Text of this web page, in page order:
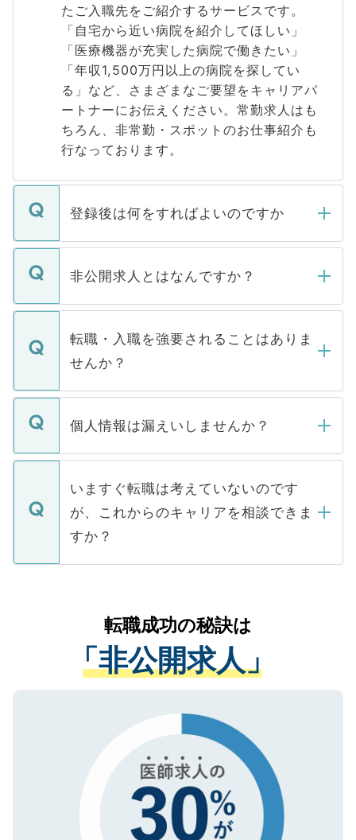
たご入職先をご紹介するサービスです。
「自宅から近い病院を紹介してほしい」
「医療機器が充実した病院で働きたい」
「年収1,500万円以上の病院を探してい
る」など、さまざまなご要望をキャリアパ
ートナーにお伝えください。常勤求人はも
ちろん、非常勤・スポットのお仕事紹介も
行なっております。
登録後は何をすればよいのですか
ご登録いただきましたら、弊社担当者がご
登録内容を確認し、その後メールもしくは
ます。通常、5営業日以内にはご連絡をせて
いただきますので、しばらくお待ちくださ
非公開求人とはなんですか？
マイナビDOCTORで取り扱っている求人の
うち約3割は、Webサイトからご覧いただ
けない「非公開求人」です。非公開求人は
下記の理由によって、一般には公開してい
ません。
■応募殺到を避けるため 人気のある医療機
関を公にしてしまうと、応募が殺到する場
に、医療機関が求める条件に合った人材の
みを人材紹介会社に依頼するケースが増え
ています。
転職・入職を強要されることはありま
せんか？
転職・入職を強要することは一切ありませ
ん。また、仮に応募先から内定をいただい
定を承諾する必要はありません。内定先へ
の辞退の連絡はキャリアパートナーが行い
個人情報は漏えいしませんか？
個人情報が漏えいすることはありませんの
で、ご安心ください。当サイトからの登録
などで収集したご登録者様の個人情報は、
ご本人のキャリアアップおよび転職活動の
支援を目的に使用いたします。お預かりし
ているすべての個人データはご本人の許可
は、個人情報の取り扱いについての厳密な
管理基準を満たした事業者のみに付与され
る、プライバシーマークを取得済みです。
で、機密保持に関してもご安心ください。
いますぐ転職は考えていないのです
が、これからのキャリアを相談できま
すか？
かがいして、現在の医療機関の状況や紹介
経験をまじえながら、適切なアドバイスを
させていただきます。すぐにご転職をされ
ない方には、長期的なサポートが可能です
ので、まずはご登録ください。
転職成功の秘訣は
「非公開求人」